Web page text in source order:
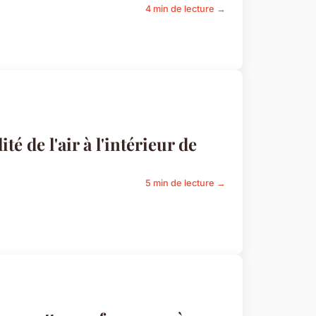
4 min de lecture →
de l'air à l'intérieur de
5 min de lecture →